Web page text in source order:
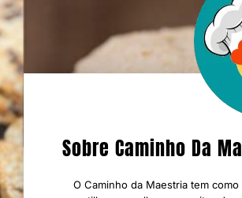
Sobre Caminho Da
O Caminho da Maestria tem